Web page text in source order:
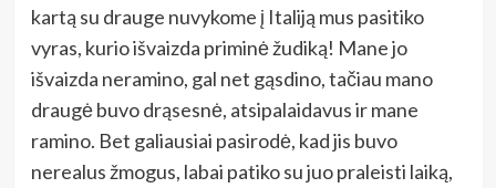
kartą su drauge nuvykome į Italiją mus pasitiko
vyras, kurio išvaizda priminė žudiką! Mane jo
išvaizda neramino, gal net gąsdino, tačiau mano
draugė buvo drąsesnė, atsipalaidavus ir mane
ramino. Bet galiausiai pasirodė, kad jis buvo
nerealus žmogus, labai patiko su juo praleisti laiką,